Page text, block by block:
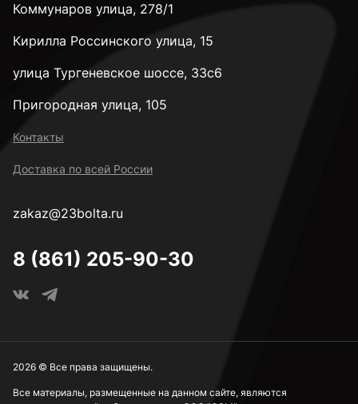
Коммунаров улица, 278/1
Кирилла Россинского улица, 15
улица Тургеневское шоссе, 33с6
Пригородная улица, 105
Контакты
Доставка по всей России
zakaz@23bolta.ru
8 (861) 205-90-30
Все материалы, размещенные на данном сайте, являются
2026 © Все права защищены.